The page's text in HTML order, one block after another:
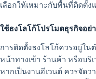
เลือกให้เหมาะกับพื้นที่ติดตั้
ใช้ธงโลโก้โปรโมตธุรกิจอย่
การติดตั้งธงโลโก้ควรอยู่ใน
หน้าทางเข้า ร้านค้า หรือบ
หากเป็นงานอีเวนต์ ควรจัด